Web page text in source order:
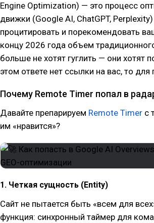
Engine Optimization) — это процесс
движки (Google AI, ChatGPT,
процитировать и порекомендовать
концу 2026 года объем
больше не хотят гуглить — они хотят
этом ответе нет ссылки на вас, то
Почему Remote Timer попал в
Давайте препарируем Remote Timer с
им «нравится»?
1. Четкая сущность (Entity)
Сайт не пытается быть «всем для
функция: синхронный таймер для